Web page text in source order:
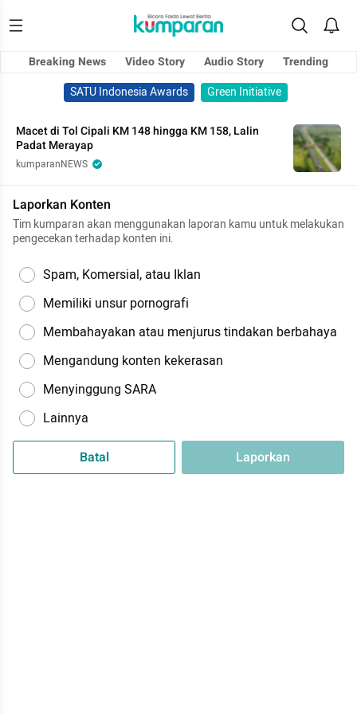
Breaking News Video Story Audio Story
Trending
SATU Indonesia Awards
Green Initiative
Macet di Tol Cipali KM 148 hingga KM 158, Lalin
Padat Merayap
kumparanNEWS
Laporkan Konten
Tim kumparan akan menggunakan laporan kamu untuk melakukan
pengecekan terhadap konten ini.
Spam, Komersial, atau Iklan
Memiliki unsur pornografi
Membahayakan atau menjurus tindakan berbahaya
Mengandung konten kekerasan
Menyinggung SARA
Lainnya
Batal Laporkan